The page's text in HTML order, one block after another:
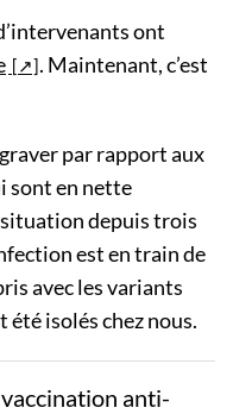
ont
. Maintenant, c’est
par rapport aux
sont en nette
depuis trois
est en train de
avec les variants
isolés chez nous.
anti-